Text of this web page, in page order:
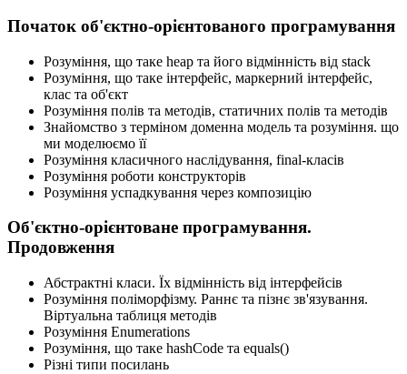
Початок об'єктно-орієнтованого програмування
Розуміння, що таке heap та його відмінність від stack
Розуміння, що таке інтерфейс, маркерний інтерфейс,
клас та об'єкт
Розуміння полів та методів, статичних полів та методів
Знайомство з терміном доменна модель та розуміння. що
ми моделюємо її
Розуміння класичного наслідування, final-класів
Розуміння роботи конструкторів
Розуміння успадкування через композицію
Об'єктно-орієнтоване програмування.
Продовження
Абстрактні класи. Їх відмінність від інтерфейсів
Розуміння поліморфізму. Раннє та пізнє зв'язування.
Віртуальна таблиця методів
Розуміння Enumerations
Розуміння, що таке hashCode та equals()
Різні типи посилань